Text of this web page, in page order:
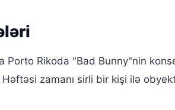
Porto Rikoda "Bad Bunny"nin
zamanı sirli bir kişi ilə